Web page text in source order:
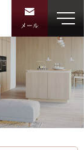
メール